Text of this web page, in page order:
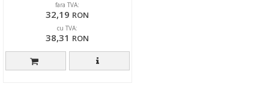
fara TVA:
32,19 RON
cu TVA:
38,31 RON